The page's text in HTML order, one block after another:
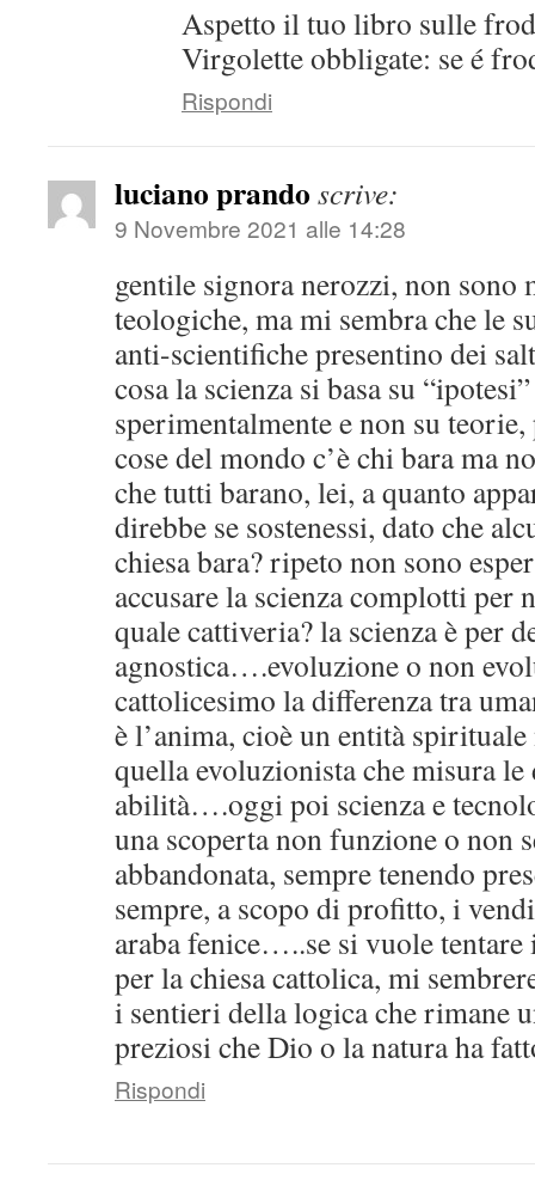
Aspetto il tuo libro sulle
Virgolette obbligate: se é
Rispondi
luciano prando scrive:
9 Novembre 2021 alle 14:28
gentile signora nerozzi, non sono
teologiche, ma mi sembra che le
anti-scientifiche presentino dei
cosa la scienza si basa su
sperimentalmente e non su
cose del mondo c’è chi bara ma
che tutti barano, lei, a quanto
direbbe se sostenessi, dato che
chiesa bara? ripeto non sono
accusare la scienza complotti per
quale cattiveria? la scienza è per
agnostica….evoluzione o non
cattolicesimo la differenza tra
è l’anima, cioè un entità
quella evoluzionista che misura
abilità….oggi poi scienza e
una scoperta non funzione o non
abbandonata, sempre tenendo
sempre, a scopo di profitto, i
araba fenice…..se si vuole
per la chiesa cattolica, mi
i sentieri della logica che rimane
preziosi che Dio o la natura ha
Rispondi